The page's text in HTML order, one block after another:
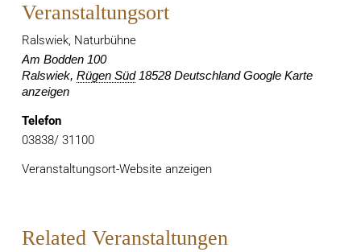
Veranstaltungsort
Ralswiek, Naturbühne
Am Bodden 100
Ralswiek, Rügen Süd 18528 Deutschland Google Karte
anzeigen
Telefon
03838/ 31100
Veranstaltungsort-Website anzeigen
Related Veranstaltungen